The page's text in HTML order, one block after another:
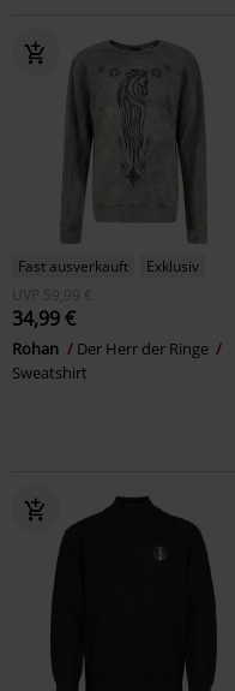
Fast ausverkauft
Exklusiv
UVP
59,99 €
34,99 €
Rohan
Der Herr der Ringe
Sweatshirt